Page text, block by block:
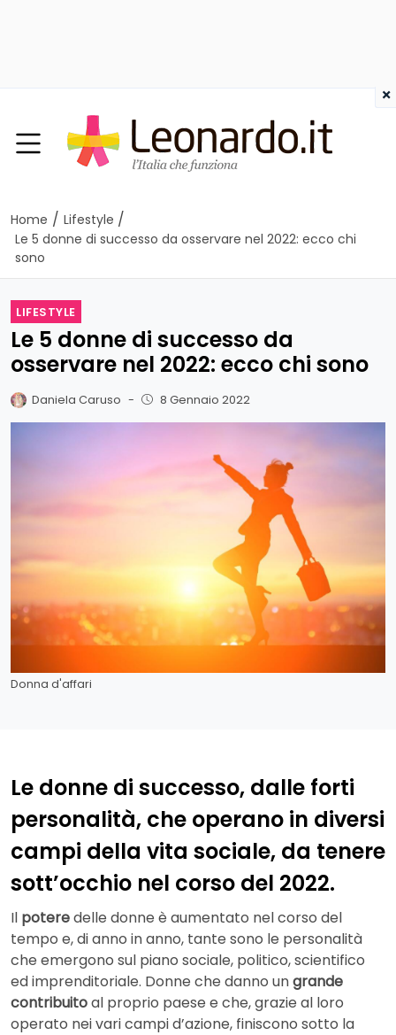
Home / Lifestyle /
Le 5 donne di successo da osservare nel 2022: ecco chi
sono
LIFESTYLE
Le 5 donne di successo da
osservare nel 2022: ecco chi sono
Daniela Caruso - 8 Gennaio 2022
Donna d'affari
Le donne di successo, dalle forti
personalità, che operano in diversi
campi della vita sociale, da tenere
sott’occhio nel corso del 2022.
Il poteredelle donne è aumentato nel corso del
tempo e, di anno in anno, tante sono le personalità
che emergono sul piano sociale, politico, scientifico
ed imprenditoriale. Donne che danno ungrande
contribuitoal proprio paese e che, grazie al loro
operato nei vari campi d’azione, finiscono sotto la
×